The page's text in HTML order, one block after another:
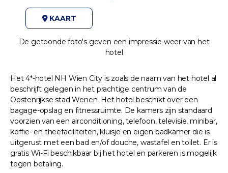
KAART
De getoonde foto's geven een impressie weer van het
hotel
Het 4*-hotel NH Wien City is zoals de naam van het hotel al
beschrijft gelegen in het prachtige centrum van de
Oostenrijkse stad Wenen. Het hotel beschikt over een
bagage-opslag en fitnessruimte. De kamers zijn standaard
voorzien van een airconditioning, telefoon, televisie, minibar,
koffie- en theefaciliteiten, kluisje en eigen badkamer die is
uitgerust met een bad en/of douche, wastafel en toilet. Er is
gratis Wi-Fi beschikbaar bij het hotel en parkeren is mogelijk
tegen betaling.